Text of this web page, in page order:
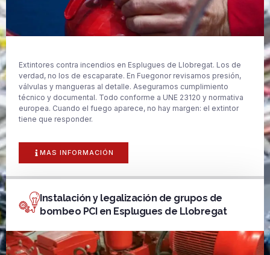
Extintores contra incendios en Esplugues de Llobregat. Los de
verdad, no los de escaparate. En Fuegonor revisamos presión,
válvulas y mangueras al detalle. Aseguramos cumplimiento
técnico y documental. Todo conforme a UNE 23120 y normativa
europea. Cuando el fuego aparece, no hay margen: el extintor
tiene que responder.
MAS INFORMACIÓN
Instalación y legalización de grupos de
bombeo PCI en Esplugues de Llobregat